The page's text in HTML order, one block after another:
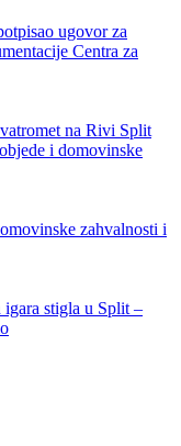
ugovor za
Centra za
na Rivi Split
i domovinske
zahvalnosti i
stigla u Split –